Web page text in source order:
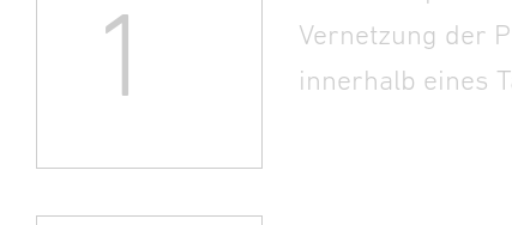
1
Vernetzung der
innerhalb eines